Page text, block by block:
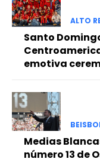
ALTO
Santo
emotiva
Medias
número 13 de